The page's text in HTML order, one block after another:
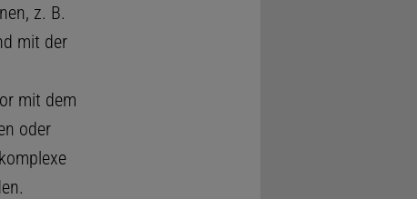
z. B.
mit der
mit dem
oder